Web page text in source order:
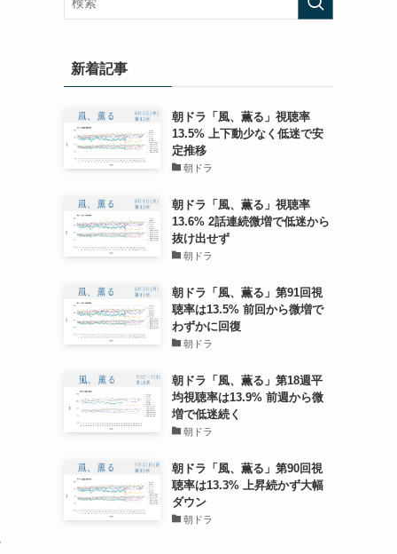
新着記事
朝ドラ「風、薫る」視聴率
13.5% 上下動少なく低迷で安
定推移
朝ドラ
朝ドラ「風、薫る」視聴率
13.6% 2話連続微増で低迷から
抜け出せず
朝ドラ
朝ドラ「風、薫る」第91回視
聴率は13.5% 前回から微増で
わずかに回復
朝ドラ
朝ドラ「風、薫る」第18週平
均視聴率は13.9% 前週から微
増で低迷続く
朝ドラ
朝ドラ「風、薫る」第90回視
聴率は13.3% 上昇続かず大幅
ダウン
朝ドラ